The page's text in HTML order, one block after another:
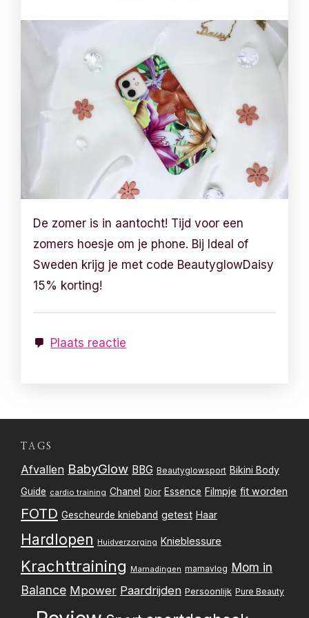
De zomer is in aantocht! Tijd voor een
zomers hoesje om je phone. Bij Ideal of
Sweden krijg je met code BeautyglowDaisy
15% korting!
Plaats reactie
TAGS
Afvallen BabyGlow BBG Beautyglowsport Bikini Body
Guide cardio training Chanel Dior Essence Filmpje fit worden
FOTD Gescheurde knieband getest Haar
Hardlopen Huidverzorging Knieblessure
Krachttraining Mamadingen mamavlog Mom in
Balance Mpower Paardrijden Persoonlijk Pure Beauty